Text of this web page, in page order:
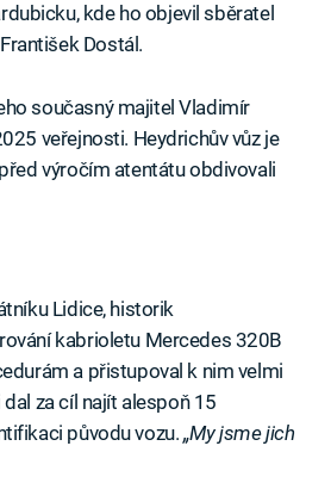
kde ho objevil sběratel
Dostál.
současný majitel Vladimír
veřejnosti. Heydrichův vůz je
výročím atentátu obdivovali
Lidice, historik
kabrioletu Mercedes 320B
a přistupoval k nim velmi
za cíl najít alespoň 15
původu vozu. „My jsme jich